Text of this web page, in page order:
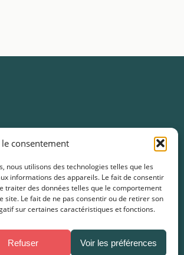
le consentement
nous utilisons des technologies telles que les
informations des appareils. Le fait de consentir
traiter des données telles que le comportement
site. Le fait de ne pas consentir ou de retirer son
sur certaines caractéristiques et fonctions.
Refuser Voir les préférences